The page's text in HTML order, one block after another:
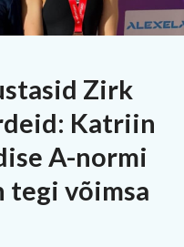
Zirk
Katriin
A-normi
tegi võimsa